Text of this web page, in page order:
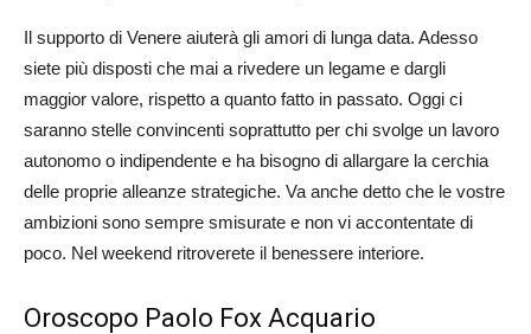
Il supporto di Venere aiuterà gli amori di lunga data. Adesso
siete più disposti che mai a rivedere un legame e dargli
maggior valore, rispetto a quanto fatto in passato. Oggi ci
saranno stelle convincenti soprattutto per chi svolge un lavoro
autonomo o indipendente e ha bisogno di allargare la cerchia
delle proprie alleanze strategiche. Va anche detto che le vostre
ambizioni sono sempre smisurate e non vi accontentate di
poco. Nel weekend ritroverete il benessere interiore.
Oroscopo Paolo Fox Acquario